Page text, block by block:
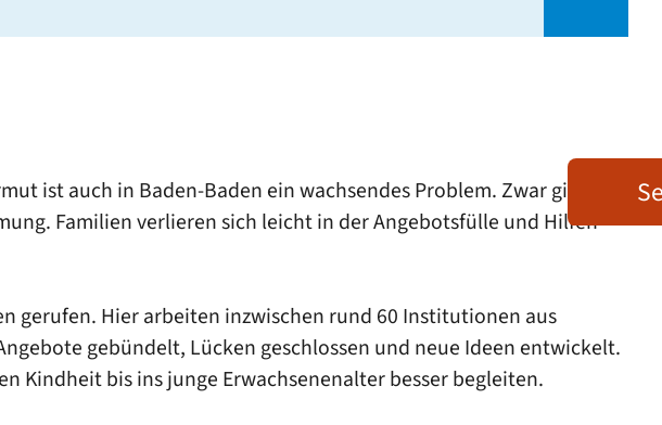
ist auch in Baden-Baden ein wachsendes Problem. Zwar gibt es
Familien verlieren sich leicht in der Angebotsfülle und Hilfen
gerufen. Hier arbeiten inzwischen rund 60 Institutionen aus
gebündelt, Lücken geschlossen und neue Ideen entwickelt.
Kindheit bis ins junge Erwachsenenalter besser begleiten.